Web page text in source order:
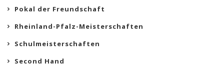
Pokal der Freundschaft
Rheinland-Pfalz-Meisterschaften
Schulmeisterschaften
Second Hand